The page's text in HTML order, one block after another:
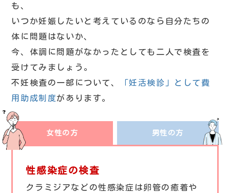
も、
いつか妊娠したいと考えているのなら自分たちの
体に問題はないか、
今、体調に問題がなかったとしても二人で検査を
受けてみましょう。
不妊検査の一部について、
「妊活検診」として費
用助成制度があります。
女性の方 男性の方
性感染症の検査
クラミジアなどの性感染症は卵管の癒着や